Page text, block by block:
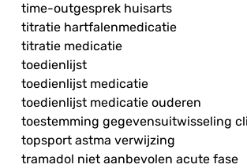
time-outgesprek huisarts
titratie hartfalenmedicatie
titratie medicatie
toedienlijst
toedienlijst medicatie
toedienlijst medicatie ouderen
toestemming gegevensuitwisseling
topsport astma verwijzing
tramadol niet aanbevolen acute fase